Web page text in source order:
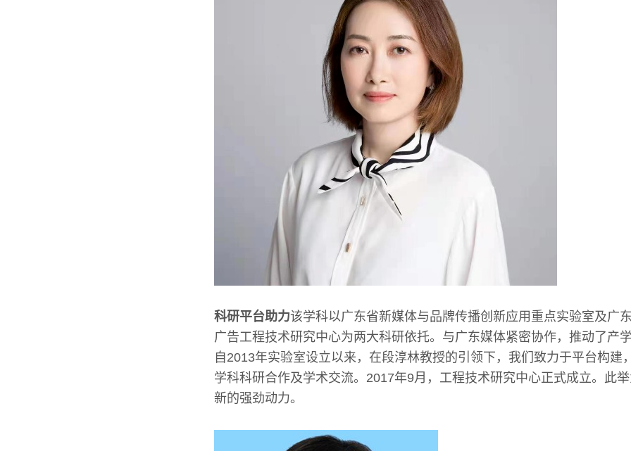
科研平台助力该学科以广东省新媒体与品牌传播创新应用重点实验室及广
广告工程技术研究中心为两大科研依托。与广东媒体紧密协作，推动了产
自2013年实验室设立以来，在段淳林教授的引领下，我们致力于平台构建
学科科研合作及学术交流。2017年9月，工程技术研究中心正式成立。此
新的强劲动力。